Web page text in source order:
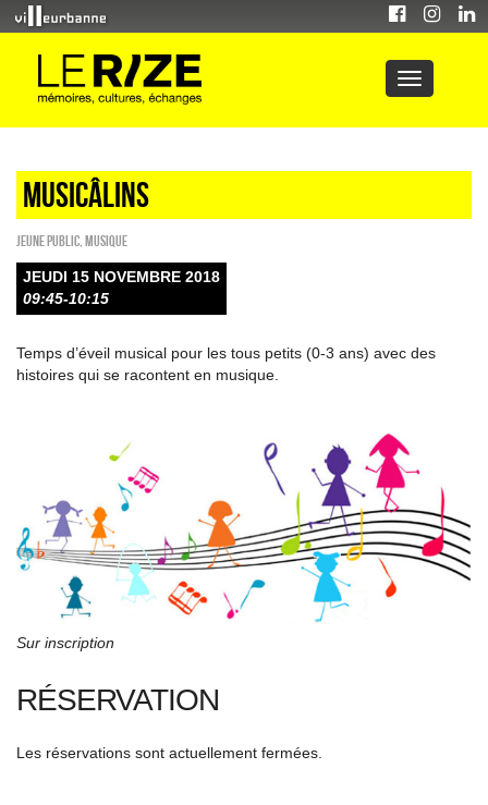
Musicâlins
Jeune public Musique
JEUDI 15 NOVEMBRE 2018
09:45-10:15
Temps d’éveil musical pour les tous petits (0-3 ans) avec des
histoires qui se racontent en musique.
Sur inscription
RÉSERVATION
Les réservations sont actuellement fermées.